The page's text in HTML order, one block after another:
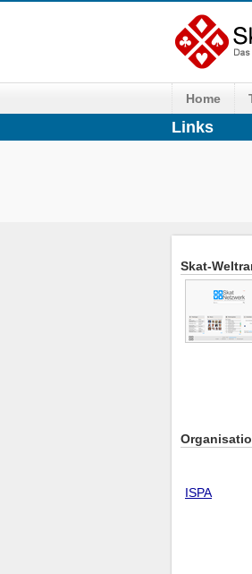
Home
Links
Skat-
ISPA